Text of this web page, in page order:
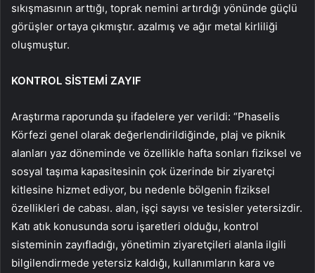
sıkışmasının arttığı, toprak nemini artırdığı yönünde güçlü
görüşler ortaya çıkmıştır. azalmış ve ağır metal kirliliği
oluşmuştur.
KONTROL SİSTEMİ ZAYIF
Araştırma raporunda şu ifadelere yer verildi: “Phaselis
Körfezi genel olarak değerlendirildiğinde, plaj ve piknik
alanları yaz döneminde ve özellikle hafta sonları fiziksel ve
sosyal taşıma kapasitesinin çok üzerinde bir ziyaretçi
kitlesine hizmet ediyor, bu nedenle bölgenin fiziksel
özellikleri de cabası. alan, işçi sayısı ve tesisler yetersizdir.
Katı atık konusunda soru işaretleri olduğu, kontrol
sisteminin zayıfladığı, yönetimin ziyaretçileri alanla ilgili
bilgilendirmede yetersiz kaldığı, kullanımların kara ve